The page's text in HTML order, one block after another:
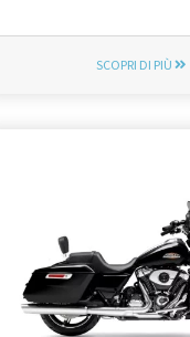
SCOPRI DI PIÙ